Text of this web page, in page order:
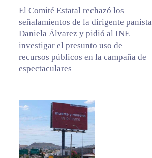
El Comité Estatal rechazó los
señalamientos de la dirigente panista
Daniela Álvarez y pidió al INE
investigar el presunto uso de
recursos públicos en la campaña de
espectaculares